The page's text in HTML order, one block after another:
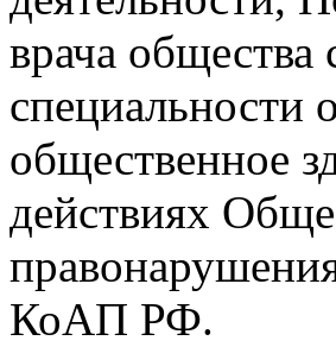
врача общества
специальности
общественное
действиях
КоАП РФ.